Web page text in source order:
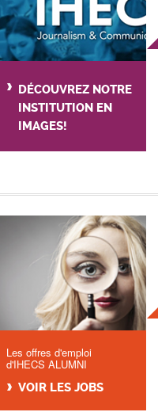
DÉCOUVREZ NOTRE
INSTITUTION EN
IMAGES!
Les offres d'emploi
d'IHECS ALUMNI
VOIR LES JOBS